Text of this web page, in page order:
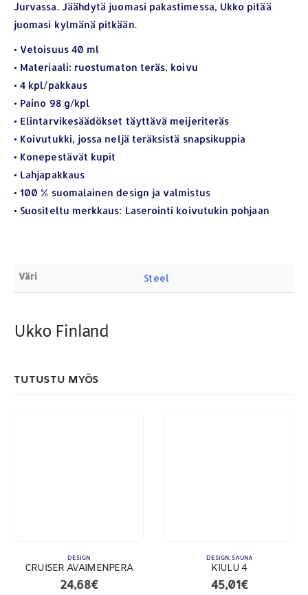
Jurvassa. Jäähdytä juomasi pakastimessa, Ukko pitää
juomasi kylmänä pitkään.
• Vetoisuus 40 ml
• Materiaali: ruostumaton teräs, koivu
• 4 kpl/pakkaus
• Paino 98 g/kpl
• Elintarvikesäädökset täyttävä meijeriteräs
• Koivutukki, jossa neljä teräksistä snapsikuppia
• Konepestävät kupit
• Lahjapakkaus
• 100 % suomalainen design ja valmistus
• Suositeltu merkkaus: Laserointi koivutukin pohjaan
Väri Steel
Ukko Finland
TUTUSTU MYÖS
DESIGN
CRUISER AVAIMENPERÄ
24,68€
DESIGN, SAUNA
KIULU 4
45,01€
Osoite: Hikivuorenkatu 14 C 20, 33710 Tampere
Puhelin: 040-7549431
Sähköposti: royal.yrityslahjat@gmail.com
ETSI TUOTTEITA
Toimitusehdot